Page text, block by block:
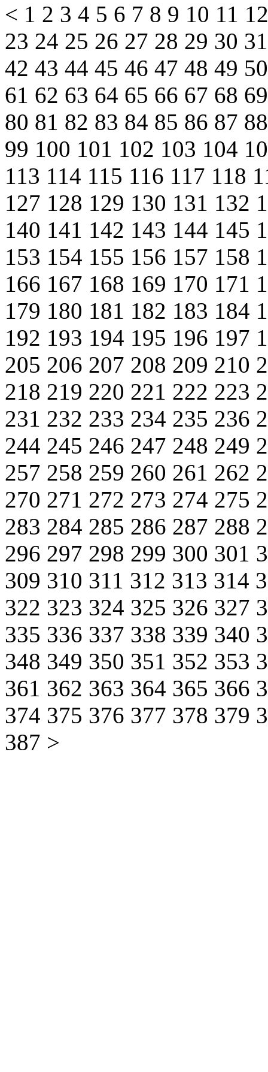
< 1 2 3 4 5 6 7 8 9 10 11
23 24 25 26 27 28 29 30
42 43 44 45 46 47 48 49
61 62 63 64 65 66 67 68
80 81 82 83 84 85 86 87
99 100 101 102 103 104
113 114 115 116 117 118
127 128 129 130 131 132
140 141 142 143 144 145
153 154 155 156 157 158
166 167 168 169 170 171
179 180 181 182 183 184
192 193 194 195 196 197
205 206 207 208 209 210
218 219 220 221 222 223
231 232 233 234 235 236
244 245 246 247 248 249
257 258 259 260 261 262
270 271 272 273 274 275
283 284 285 286 287 288
296 297 298 299 300 301
309 310 311 312 313 314
322 323 324 325 326 327
335 336 337 338 339 340
348 349 350 351 352 353
361 362 363 364 365 366
374 375 376 377 378 379
387 >